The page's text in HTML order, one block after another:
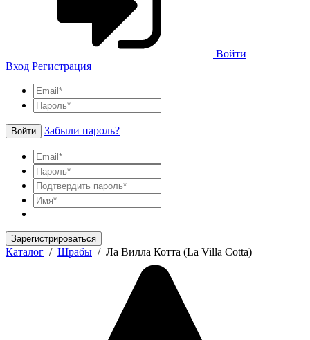
Войти
Вход Регистрация
Войти Забыли пароль?
Зарегистрироваться
Каталог / Шрабы / Ла Вилла Котта (La Villa Cotta)